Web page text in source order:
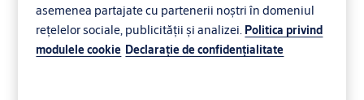
asemenea partajate cu partenerii noștri în domeniul
rețelelor sociale, publicității și analizei. Politica privind
modulele cookie Declaraţie de confidenţialitate